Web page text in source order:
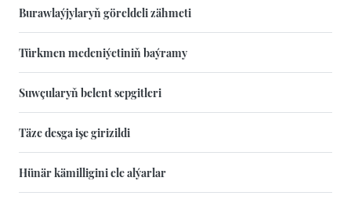
Burawlaýjylaryň göreldeli zähmeti
Türkmen medeniýetiniň baýramy
Suwçularyň belent sepgitleri
Täze desga işe girizildi
Hünär kämilligini ele alýarlar